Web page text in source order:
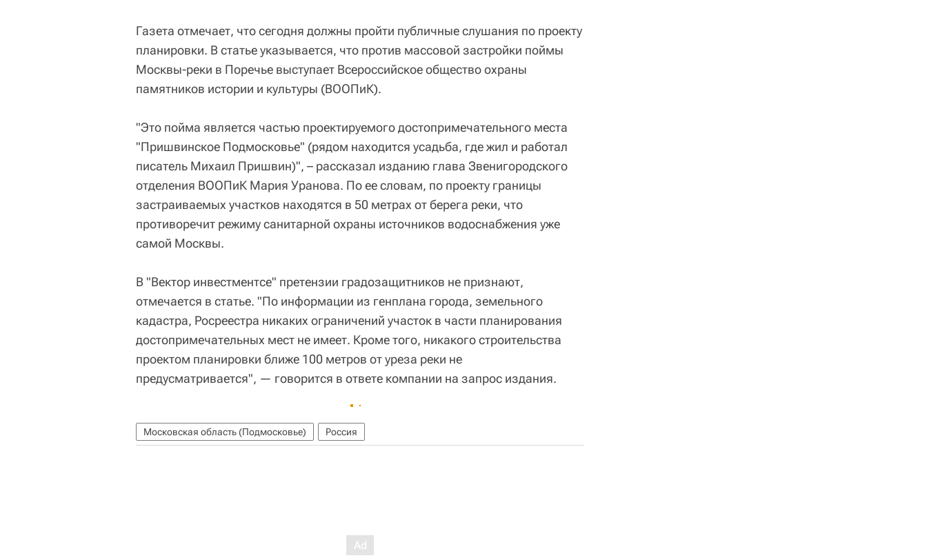
Газета отмечает, что сегодня должны пройти публичные слушания по проекту
планировки. В статье указывается, что против массовой застройки поймы
Москвы-реки в Поречье выступает Всероссийское общество охраны
памятников истории и культуры (ВООПиК).
"Это пойма является частью проектируемого достопримечательного места
"Пришвинское Подмосковье" (рядом находится усадьба, где жил и работал
писатель Михаил Пришвин)", – рассказал изданию глава Звенигородского
отделения ВООПиК Мария Уранова. По ее словам, по проекту границы
застраиваемых участков находятся в 50 метрах от берега реки, что
противоречит режиму санитарной охраны источников водоснабжения уже
самой Москвы.
В "Вектор инвестментсе" претензии градозащитников не признают,
отмечается в статье. "По информации из генплана города, земельного
кадастра, Росреестра никаких ограничений участок в части планирования
достопримечательных мест не имеет. Кроме того, никакого строительства
проектом планировки ближе 100 метров от уреза реки не
предусматривается", — говорится в ответе компании на запрос издания.
Московская область (Подмосковье) Россия